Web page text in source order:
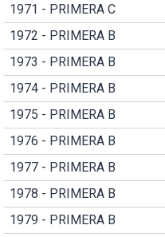
1971 - PRIMERA C
1972 - PRIMERA B
1973 - PRIMERA B
1974 - PRIMERA B
1975 - PRIMERA B
1976 - PRIMERA B
1977 - PRIMERA B
1978 - PRIMERA B
1979 - PRIMERA B